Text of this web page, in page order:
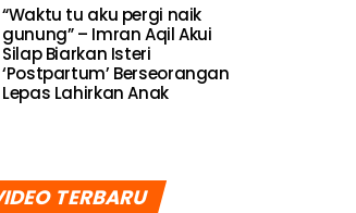
“Waktu tu aku pergi naik
gunung” – Imran Aqil Akui
Silap Biarkan Isteri
‘Postpartum’ Berseorangan
Lepas Lahirkan Anak
TERBARU